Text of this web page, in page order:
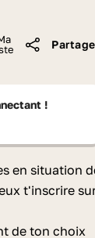
!
en situation
t'inscrire
de ton choix